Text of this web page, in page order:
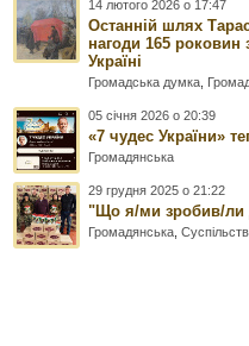
14 лютого 2026 о 17:47
Останній шлях
нагоди 165 роковин
Україні
Громадська думка
05 січня 2026 о 20:39
«7 чудес України»
Громадянська
29 грудня 2025 о 21:22
"Що я/ми зробив/ли
Громадянська ,